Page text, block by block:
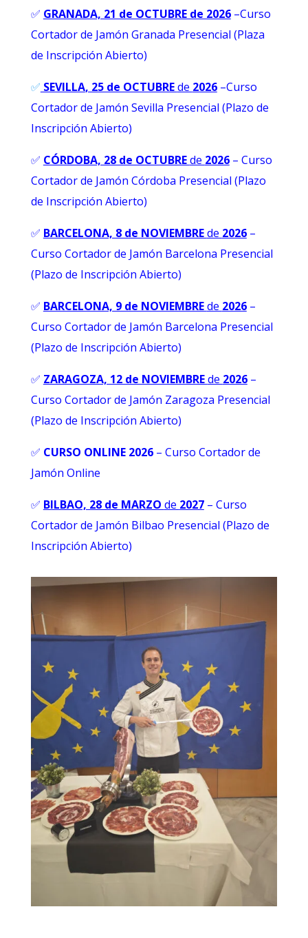
✅ GRANADA, 21 de OCTUBRE de 2026–Curso
Cortador de Jamón Granada Presencial (Plaza
de Inscripción Abierto)
✅ SEVILLA, 25 de OCTUBREde 2026–Curso
Cortador de Jamón Sevilla Presencial (Plazo de
Inscripción Abierto)
✅ CÓRDOBA, 28 de OCTUBREde 2026– Curso
Cortador de Jamón Córdoba Presencial (Plazo
de Inscripción Abierto)
✅ BARCELONA, 8 de NOVIEMBREde 2026–
Curso Cortador de Jamón Barcelona Presencial
(Plazo de Inscripción Abierto)
✅ BARCELONA, 9 de NOVIEMBREde 2026–
Curso Cortador de Jamón Barcelona Presencial
(Plazo de Inscripción Abierto)
✅ ZARAGOZA, 12 de NOVIEMBREde 2026–
Curso Cortador de Jamón Zaragoza Presencial
(Plazo de Inscripción Abierto)
✅ CURSO ONLINE 2026– Curso Cortador de
Jamón Online
✅ BILBAO, 28 de MARZO de 2027– Curso
Cortador de Jamón Bilbao Presencial (Plazo de
Inscripción Abierto)